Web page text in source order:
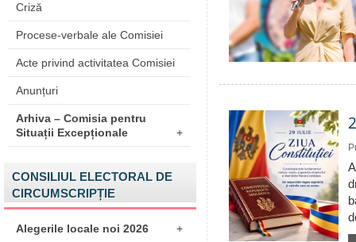
Criză
Procese-verbale ale Comisiei
Acte privind activitatea Comisiei
Anunțuri
Arhiva – Comisia pentru
Situații Excepționale
+
CONSILIUL ELECTORAL DE
CIRCUMSCRIPȚIE
Alegerile locale noi 2026 +